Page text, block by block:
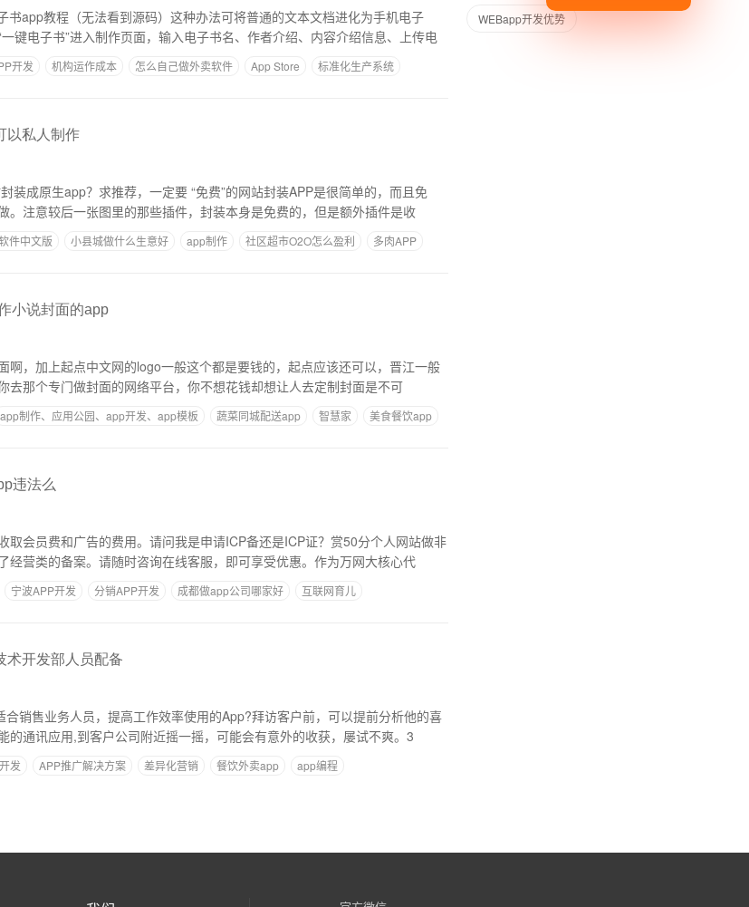
书app教程（无法看到源码）这种办法可将普通的文本文档进化为手机电子
键电子书”进入制作页面，输入电子书名、作者介绍、内容介绍信息、上传电
开发 机构运作成本 怎么自己做外卖软件 App Store 标准化生产系统
以私人制作
装成原生app？求推荐，一定要 “免费”的网站封装APP是很简单的，而且免
。注意较后一张图里的那些插件，封装本身是免费的，但是额外插件是收
件中文版 小县城做什么生意好 app制作 社区超市O2O怎么盈利 多肉APP
小说封面的app
啊，加上起点中文网的logo一般这个都是要钱的，起点应该还可以，晋江一般
去那个专门做封面的网络平台，你不想花钱却想让人去定制封面是不可
app制作、应用公园、app开发、app模板 蔬菜同城配送app 智慧家 美食餐饮app
违法么
取会员费和广告的费用。请问我是申请ICP备还是ICP证？赏50分个人网站做非
经营类的备案。请随时咨询在线客服，即可享受优惠。作为万网大核心代
宁波APP开发 分销APP开发 成都做app公司哪家好 互联网育儿
术开发部人员配备
销售业务人员，提高工作效率使用的App?拜访客户前，可以提前分析他的喜
的通讯应用,到客户公司附近摇一摇，可能会有意外的收获，屡试不爽。3
发 APP推广解决方案 差异化营销 餐饮外卖app app编程
WEBapp开发优势